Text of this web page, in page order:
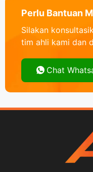
Perlu Bantuan
Silakan
tim ahli kami dan
Chat